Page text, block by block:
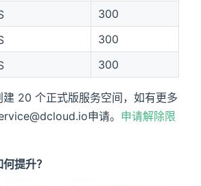
300
300
300
建 20 个正式版服务空间，如有更多
申请。 申请解除限
提升？